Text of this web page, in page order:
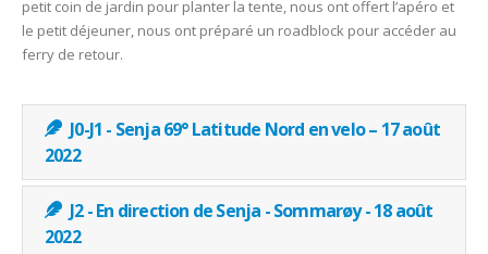
petit coin de jardin pour planter la tente, nous ont offert l’apéro et
le petit déjeuner, nous ont préparé un roadblock pour accéder au
ferry de retour.
J0-J1 - Senja 69° Latitude Nord en velo – 17 août
2022
J2 - En direction de Senja - Sommarøy - 18 août
2022